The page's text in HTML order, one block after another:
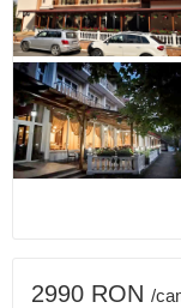
2990 RON /